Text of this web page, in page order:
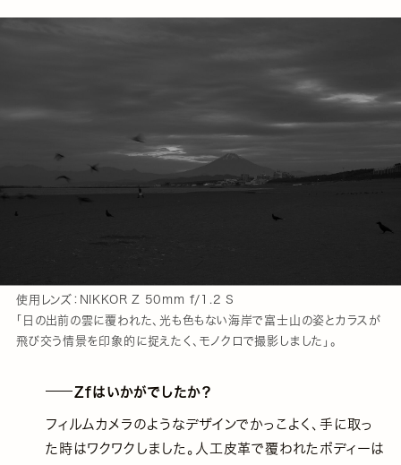
使用レンズ：NIKKOR Z 50mm f/1.2 S
「日の出前の雲に覆われた、光も色もない海岸で富士山の姿とカラスが
飛び交う情景を印象的に捉えたく、モノクロで撮影しました」。
Zfはいかがでしたか？
フィルムカメラのようなデザインでかっこよく、手に取っ
た時はワクワクしました。人工皮革で覆われたボディーは